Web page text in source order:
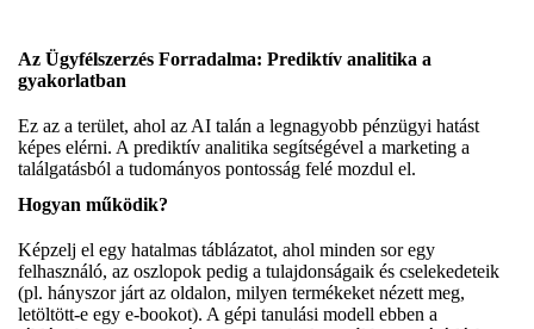
Az Ügyfélszerzés Forradalma: Prediktív analitika a
gyakorlatban
Ez az a terület, ahol az AI talán a legnagyobb pénzügyi hatást
képes elérni. A prediktív analitika segítségével a marketing a
találgatásból a tudományos pontosság felé mozdul el.
Hogyan működik?
Képzelj el egy hatalmas táblázatot, ahol minden sor egy
felhasználó, az oszlopok pedig a tulajdonságaik és cselekedeteik
(pl. hányszor járt az oldalon, milyen termékeket nézett meg,
letöltött-e egy e-bookot). A gépi tanulási modell ebben a